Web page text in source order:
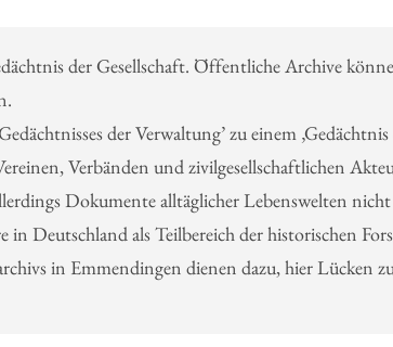
der Gesellschaft. Öffentliche Archive
der Verwaltung’ zu einem
Verbänden und zivilgesellschaftlichen
Dokumente alltäglicher Lebenswelten nicht
in Deutschland als Teilbereich der historischen
in Emmendingen dienen dazu, hier Lücken